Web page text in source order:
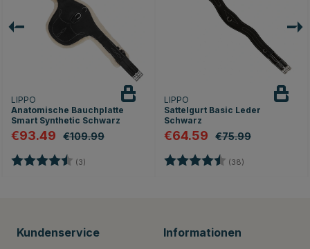
LIPPO
Anatomische Bauchplatte
Smart Synthetic Schwarz
€93.49 €109.99
Bewertung: (3)
LIPPO
Sattelgurt Basic Leder
Schwarz
€64.59 €75.99
Bewertung: (38)
Kundenservice Informationen